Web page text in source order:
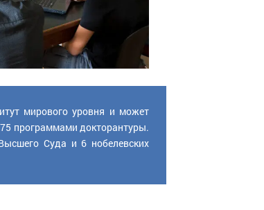
мирового уровня и может
программами докторантуры.
Суда и 6 нобелевских